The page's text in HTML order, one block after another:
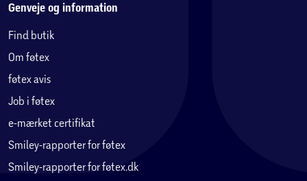
Genveje og information
Find butik
Om føtex
føtex avis
Job i føtex
e-mærket certifikat
Smiley-rapporter for føtex
Smiley-rapporter for føtex.dk